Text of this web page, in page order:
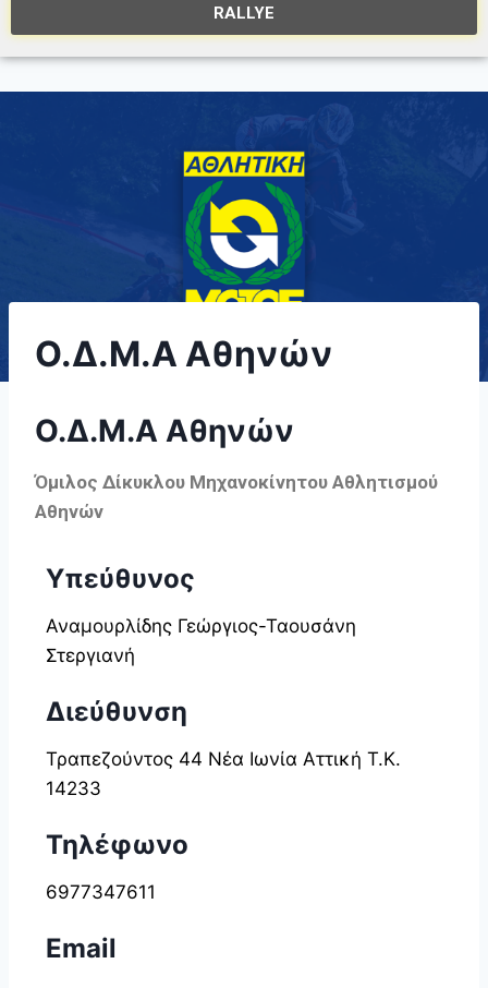
RALLYE
Ο.Δ.Μ.Α Αθηνών
Ο.Δ.Μ.Α Αθηνών
Όμιλος Δίκυκλου Μηχανοκίνητου Αθλητισμού
Αθηνών
Υπεύθυνος
Αναμουρλίδης Γεώργιος-Ταουσάνη
Στεργιανή
Διεύθυνση
Τραπεζούντος 44 Νέα Ιωνία Αττική Τ.Κ.
14233
Τηλέφωνο
6977347611
Email